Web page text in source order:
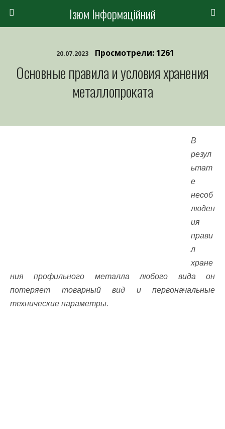
Ізюм Інформаційний
20.07.2023 Просмотрели: 1261
Основные правила и условия хранения
металлопроката
В
резул
ьтат
е
несоб
люден
ия
прави
л
хране
ния профильного металла любого вида он
потеряет товарный вид и первоначальные
технические параметры.